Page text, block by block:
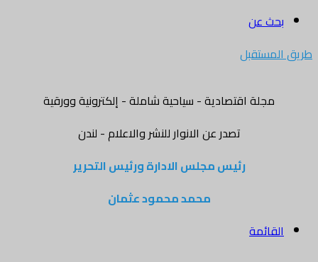
بحث عن
طريق المستقبل
مجلة اقتصادية - سياحية شاملة - إلكترونية وورقية
تصدر عن الانوار للنشر والاعلام - لندن
رئيس مجلس الادارة ورئيس التحرير
محمد محمود عثمان
القائمة